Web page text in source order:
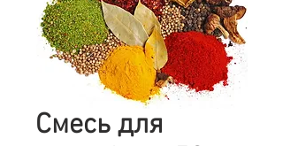
Смесь для